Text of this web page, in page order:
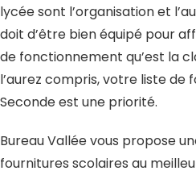
lycée sont l’organisation et
doit d’être bien équipé pour
de fonctionnement qu’est la
l’aurez compris, votre liste de
Seconde est une priorité.
Bureau Vallée vous propose
fournitures scolaires au